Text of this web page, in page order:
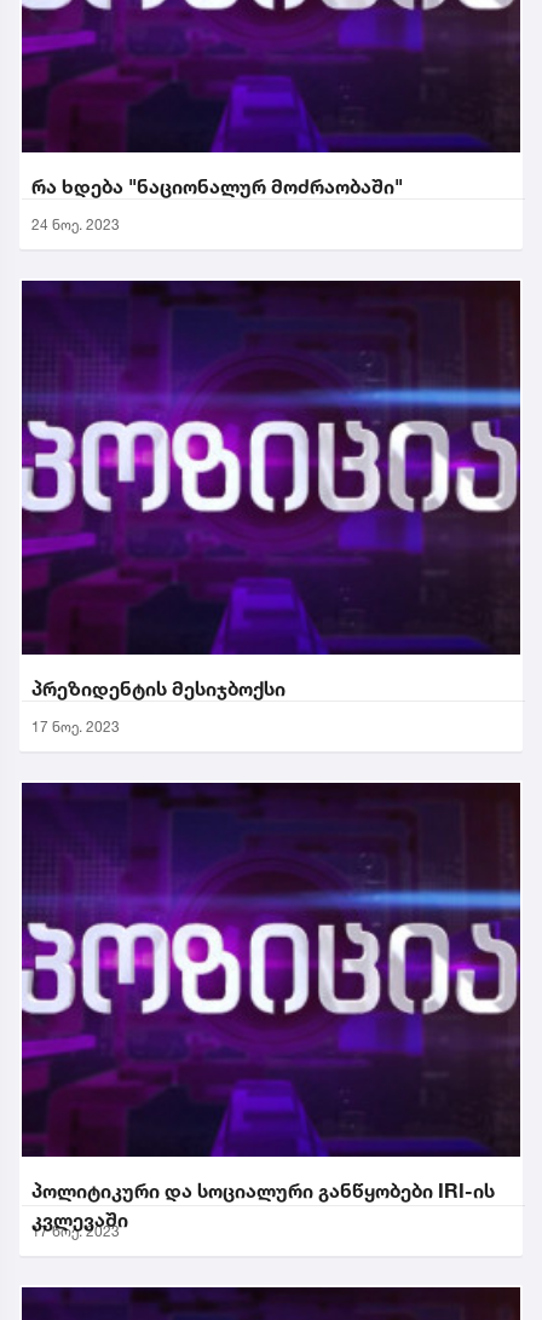
რა ხდება "ნაციონალურ მოძრაობაში"
24 ნოე. 2023
პრეზიდენტის მესიჯბოქსი
17 ნოე. 2023
პოლიტიკური და სოციალური განწყობები IRI-ის
კვლევაში
17 ნოე. 2023